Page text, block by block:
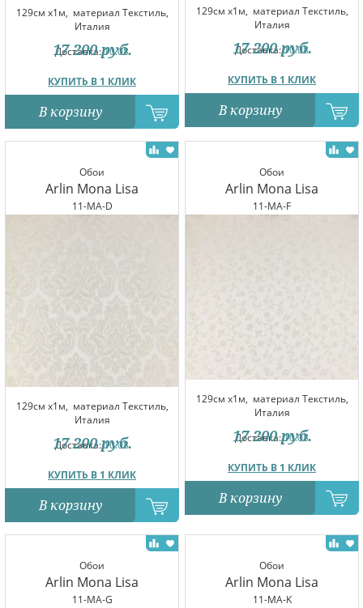
129см x1м, материал Текстиль,
Италия
Доставка:10.08
КУПИТЬ В 1 КЛИК
17 200 руб.
В корзину
129см x1м, материал Текстиль,
Италия
Доставка:10.08
КУПИТЬ В 1 КЛИК
17 200 руб.
В корзину
Обои
Arlin Mona Lisa
11-MA-D
129см x1м, материал Текстиль,
Италия
Доставка:10.08
КУПИТЬ В 1 КЛИК
17 200 руб.
В корзину
Обои
Arlin Mona Lisa
11-MA-F
129см x1м, материал Текстиль,
Италия
Доставка:10.08
КУПИТЬ В 1 КЛИК
17 200 руб.
В корзину
Обои
Arlin Mona Lisa
11-MA-G
Обои
Arlin Mona Lisa
11-MA-K